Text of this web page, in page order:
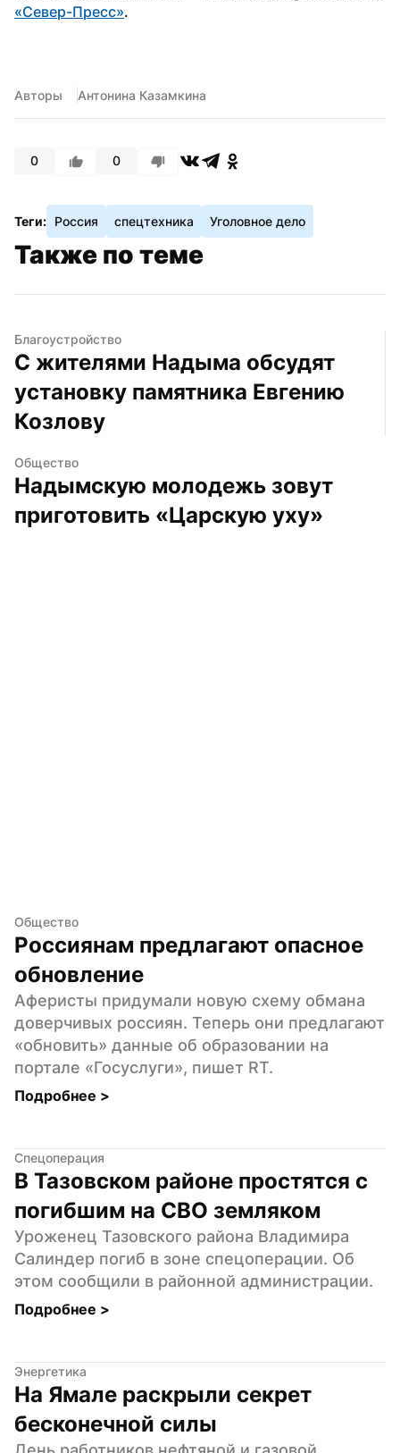
«Север-Пресс».
Авторы Антонина Казамкина
0 0
Теги: Россия спецтехника Уголовное дело
Также по теме
Благоустройство
С жителями Надыма обсудят
установку памятника Евгению
Козлову
Общество
Надымскую молодежь зовут
приготовить «Царскую уху»
Общество
Россиянам предлагают опасное
обновление
Аферисты придумали новую схему обмана
доверчивых россиян. Теперь они предлагают
«обновить» данные об образовании на
портале «Госуслуги», пишет RT.
Подробнее >
Спецоперация
В Тазовском районе простятся с
погибшим на СВО земляком
Уроженец Тазовского района Владимира
Салиндер погиб в зоне спецоперации. Об
этом сообщили в районной администрации.
Подробнее >
Энергетика
На Ямале раскрыли секрет
бесконечной силы